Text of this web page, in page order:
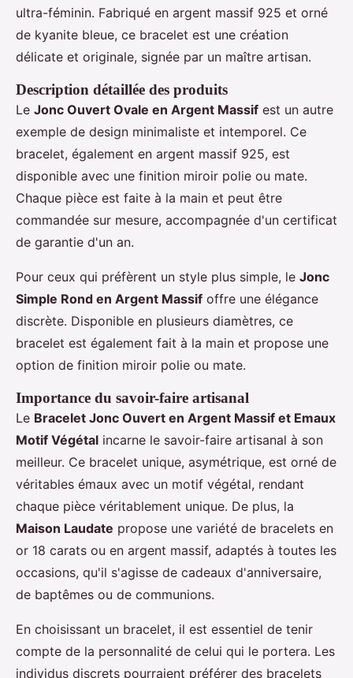
ultra-féminin. Fabriqué en argent massif 925 et orné
de kyanite bleue, ce bracelet est une création
délicate et originale, signée par un maître artisan.
Description détaillée des produits
Le Jonc Ouvert Ovale en Argent Massif est un autre
exemple de design minimaliste et intemporel. Ce
bracelet, également en argent massif 925, est
disponible avec une finition miroir polie ou mate.
Chaque pièce est faite à la main et peut être
commandée sur mesure, accompagnée d'un certificat
de garantie d'un an.
Pour ceux qui préfèrent un style plus simple, le Jonc
Simple Rond en Argent Massif offre une élégance
discrète. Disponible en plusieurs diamètres, ce
bracelet est également fait à la main et propose une
option de finition miroir polie ou mate.
Importance du savoir-faire artisanal
Le Bracelet Jonc Ouvert en Argent Massif et Emaux
Motif Végétal incarne le savoir-faire artisanal à son
meilleur. Ce bracelet unique, asymétrique, est orné de
véritables émaux avec un motif végétal, rendant
chaque pièce véritablement unique. De plus, la
Maison Laudate propose une variété de bracelets en
or 18 carats ou en argent massif, adaptés à toutes les
occasions, qu'il s'agisse de cadeaux d'anniversaire,
de baptêmes ou de communions.
En choisissant un bracelet, il est essentiel de tenir
compte de la personnalité de celui qui le portera. Les
individus discrets pourraient préférer des bracelets